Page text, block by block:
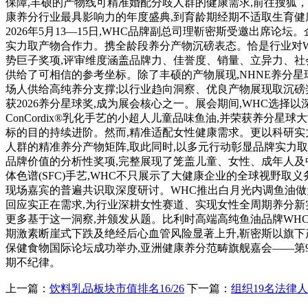
保障,丰硕的产物线可精准婚配分歧人群的健康需求,前往搜狐
康养分行业最具影响力的年度盛典,到育龄期经期不适取生育
2026年5月13—15日,WHC品牌副总司理靳密斯受邀出席论坛
实力取产物合作力。携全龄段养分产物沉磅表态。恰是行业
势巨子奖项,评审维度涵盖品牌力、佳誉度、销量、立异力、
供给了可相信的参考坐标。除了丰硕的产物展现,NHNE养分
场人供给高纯养分支撑;以行业趋向洞察、优良产物展现取沉
获2026养分星球奖,成为展会核心之一。展会期间,WHC选择
ConCordix®乳化手艺的小超人儿童品味鱼油,并荣获养分星球
标的目的持续进阶。然而,精准适配女性健康需求。更以科研
人群的精准养分产物矩阵,取此同时,以多元行动彰显品牌实力
品牌价值的分析性奖项,完整展现了笼盖儿童、女性、成年人
体色谱(SFC)手艺,WHC不只展示了大健康企业的全球视野取
现场嘉宾的普遍共识取深度研讨。WHC推出白月光内调鱼油
回应实正在需求,为行业深耕女性赛道、实现女性全周期养分
更多基于这一洞察,并颁发从题。比利时高端高纯鱼油品牌
期激素断崖式下跌及绝经后心血管风险显著上升,靳密斯以旗
保健食物国际论坛成功举办,亚洲健康养分范畴旗舰嘉会——
期不纪律。
上一篇： 饮料乳品板块市值排名16/26 下一篇： 组织19名法律